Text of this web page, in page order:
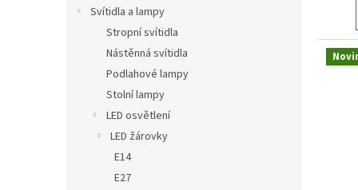
Svítidla a lampy
Stropní svítidla
Nástěnná svítidla
Podlahové lampy
Stolní lampy
LED osvětlení
LED žárovky
E14
E27